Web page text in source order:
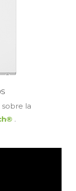
la
.